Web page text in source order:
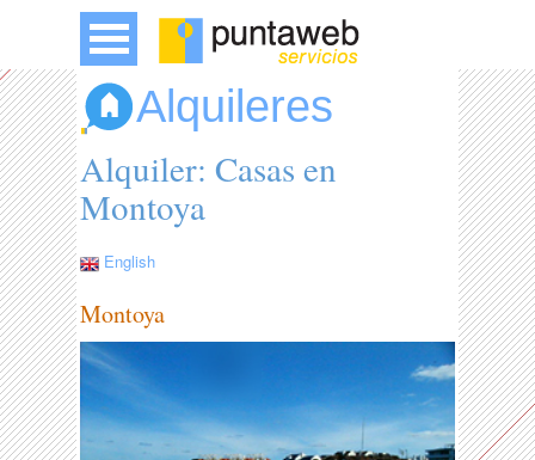
Alquileres
Alquiler: Casas en
Montoya
English
Montoya